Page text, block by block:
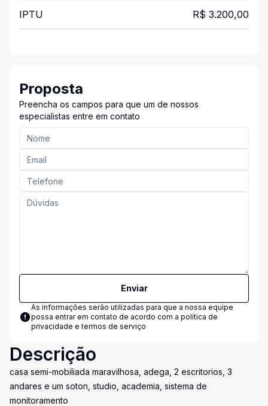
IPTU R$ 3.200,00
Proposta
Preencha os campos para que um de nossos
especialistas entre em contato
Enviar
As informações serão utilizadas para que a nossa equipe
possa entrar em contato de acordo com a política de
privacidade e termos de serviço
Descrição
casa semi-mobiliada maravilhosa, adega, 2 escritorios, 3
andares e um soton, studio, academia, sistema de
monitoramento